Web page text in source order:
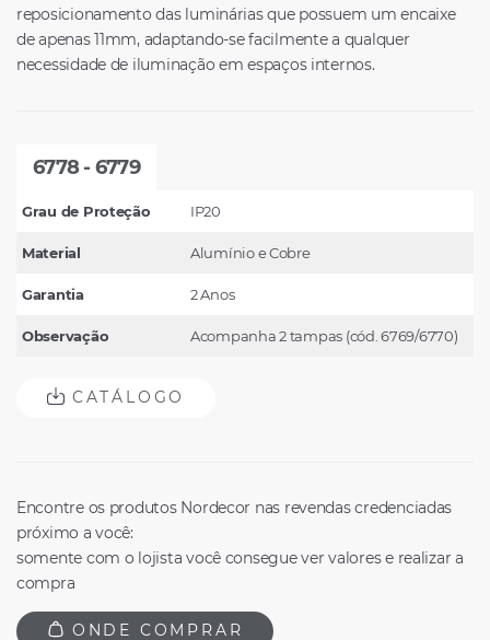
reposicionamento das luminárias que possuem um encaixe
de apenas 11mm, adaptando-se facilmente a qualquer
necessidade de iluminação em espaços internos.
6778 - 6779
Grau de Proteção IP20
Material Alumínio e Cobre
Garantia 2 Anos
Observação Acompanha 2 tampas (cód. 6769/6770)
CATÁLOGO
Encontre os produtos Nordecor nas revendas credenciadas
próximo a você:
somente com o lojista você consegue ver valores e realizar a
compra
ONDE COMPRAR